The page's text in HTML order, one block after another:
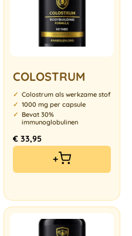
COLOSTRUM
Colostrum als werkzame stof
1000 mg per capsule
Bevat 30%
immunoglobulinen
€ 33,95
+